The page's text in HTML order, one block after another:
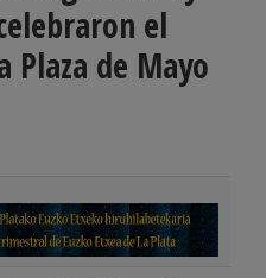
el
Plaza de Mayo